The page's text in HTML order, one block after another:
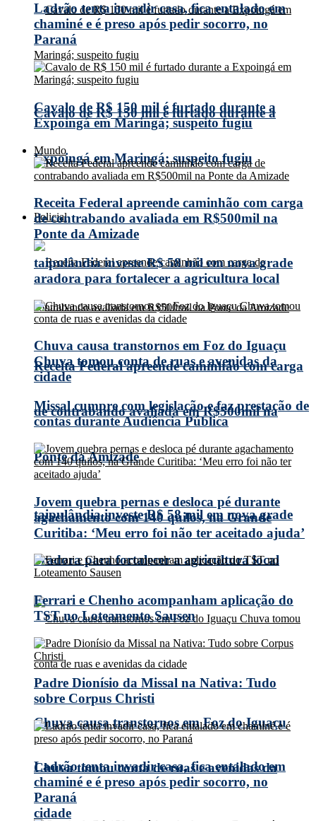
Cavalo de R$ 150 mil é furtado durante a
Expoingá em Maringá; suspeito fugiu
Policial
Receita Federal apreende caminhão com carga
de contrabando avaliada em R$500mil na
Ponte da Amizade
taipulândia investe R$ 58 mil em nova grade
aradora para fortalecer a agricultura local
Chuva causa transtornos em Foz do Iguaçu
Chuva tomou conta de ruas e avenidas da
cidade
Ladrão tenta invadir casa, fica entalado em
chaminé e é preso após pedir socorro, no
Paraná
Cavalo de R$ 150 mil é furtado durante a
Expoingá em Maringá; suspeito fugiu
Mundo
Receita Federal apreende caminhão com carga
de contrabando avaliada em R$500mil na
Ponte da Amizade
taipulândia investe R$ 58 mil em nova grade
aradora para fortalecer a agricultura local
Chuva causa transtornos em Foz do Iguaçu
Chuva tomou conta de ruas e avenidas da
cidade
Missal cumpre com legislação e faz prestação de
contas durante Audiência Pública
Jovem quebra pernas e desloca pé durante
agachamento com 140 quilos, na Grande
Curitiba: ‘Meu erro foi não ter aceitado ajuda’
Ferrari e Chenho acompanham aplicação do
TST no Loteamento Sausen
Padre Dionísio da Missal na Nativa: Tudo
sobre Corpus Christi
Ladrão tenta invadir casa, fica entalado em
chaminé e é preso após pedir socorro, no
Paraná